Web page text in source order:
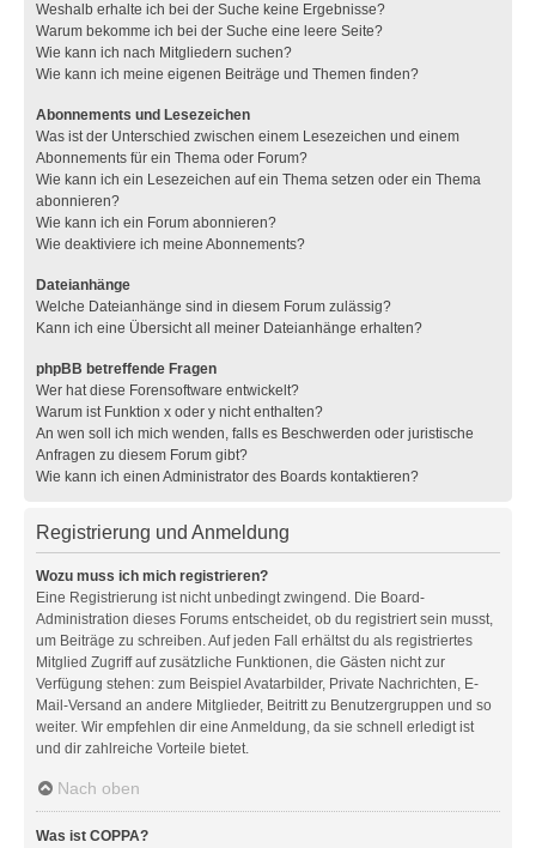
Weshalb erhalte ich bei der Suche keine Ergebnisse?
Warum bekomme ich bei der Suche eine leere Seite?
Wie kann ich nach Mitgliedern suchen?
Wie kann ich meine eigenen Beiträge und Themen finden?
Abonnements und Lesezeichen
Was ist der Unterschied zwischen einem Lesezeichen und einem
Abonnements für ein Thema oder Forum?
Wie kann ich ein Lesezeichen auf ein Thema setzen oder ein Thema
abonnieren?
Wie kann ich ein Forum abonnieren?
Wie deaktiviere ich meine Abonnements?
Dateianhänge
Welche Dateianhänge sind in diesem Forum zulässig?
Kann ich eine Übersicht all meiner Dateianhänge erhalten?
phpBB betreffende Fragen
Wer hat diese Forensoftware entwickelt?
Warum ist Funktion x oder y nicht enthalten?
An wen soll ich mich wenden, falls es Beschwerden oder juristische
Anfragen zu diesem Forum gibt?
Wie kann ich einen Administrator des Boards kontaktieren?
Registrierung und Anmeldung
Wozu muss ich mich registrieren?
Eine Registrierung ist nicht unbedingt zwingend. Die Board-
Administration dieses Forums entscheidet, ob du registriert sein musst,
um Beiträge zu schreiben. Auf jeden Fall erhältst du als registriertes
Mitglied Zugriff auf zusätzliche Funktionen, die Gästen nicht zur
Verfügung stehen: zum Beispiel Avatarbilder, Private Nachrichten, E-
Mail-Versand an andere Mitglieder, Beitritt zu Benutzergruppen und so
weiter. Wir empfehlen dir eine Anmeldung, da sie schnell erledigt ist
und dir zahlreiche Vorteile bietet.
Nach oben
Was ist COPPA?